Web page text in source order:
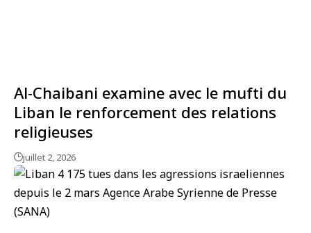
Al-Chaibani examine avec le mufti du
Liban le renforcement des relations
religieuses
juillet 2, 2026